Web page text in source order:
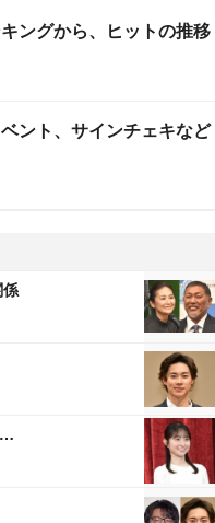
ングから、ヒットの推移
ント、サインチェキなど
…